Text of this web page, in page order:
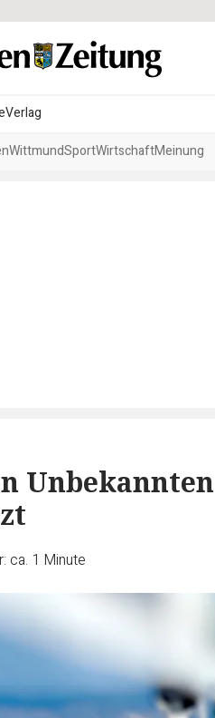
Verlag
WittmundSportWirtschaftMeinung
Unbekannten
ca. 1 Minute